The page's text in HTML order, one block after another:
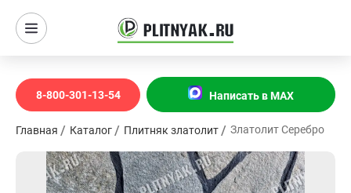
8-800-301-13-54 Написать в MAX
Главная Каталог Плитняк златолит Златолит Серебро